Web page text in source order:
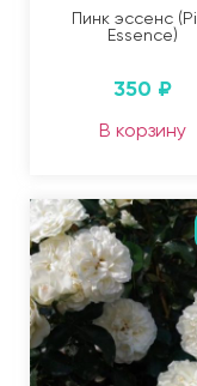
Пинк эссенс
Essence)
350 ₽
В корзину